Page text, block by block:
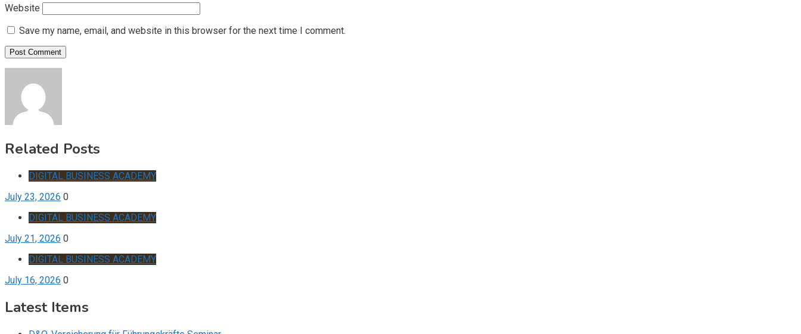
Website
Save my name, email, and website in this browser for the next time I comment.
Related Posts
DIGITAL BUSINESS ACADEMY
July 23, 2026 0
DIGITAL BUSINESS ACADEMY
July 21, 2026 0
DIGITAL BUSINESS ACADEMY
July 16, 2026 0
Latest Items